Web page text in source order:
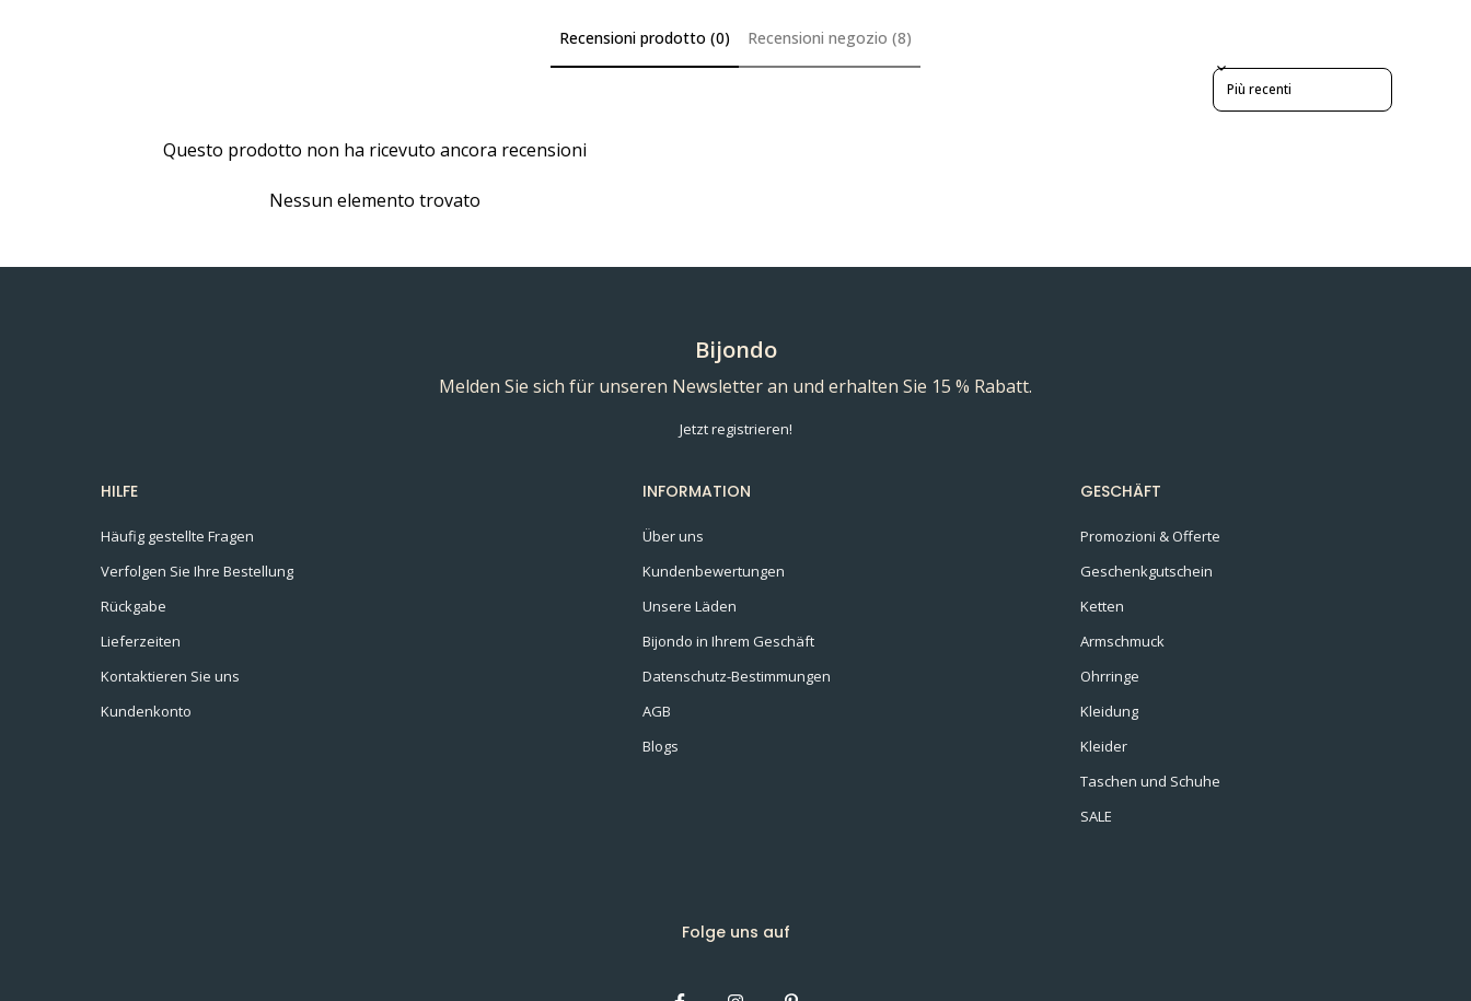
Recensioni prodotto (0) Recensioni negozio (8)
Sort reviews by
Questo prodotto non ha ricevuto ancora recensioni
Nessun elemento trovato
Bijondo
Melden Sie sich für unseren Newsletter an und erhalten Sie 15 % Rabatt.
Jetzt registrieren!
HILFE
Häufig gestellte Fragen
Verfolgen Sie Ihre Bestellung
Rückgabe
Lieferzeiten
Kontaktieren Sie uns
Kundenkonto
INFORMATION
Über uns
Kundenbewertungen
Unsere Läden
Bijondo in Ihrem Geschäft
Datenschutz-Bestimmungen
AGB
Blogs
GESCHÄFT
Promozioni & Offerte
Geschenkgutschein
Ketten
Armschmuck
Ohrringe
Kleidung
Kleider
Taschen und Schuhe
SALE
Folge uns auf